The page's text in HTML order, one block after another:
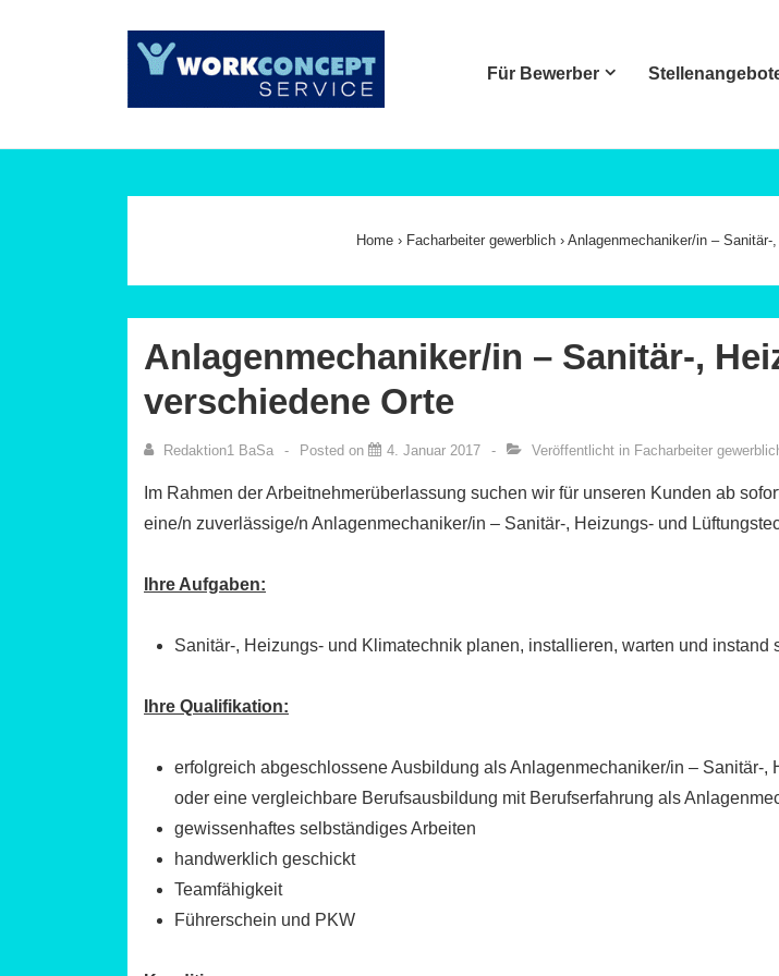
Für Bewerber
Home › Facharbeiter gewerblich › Anlagenmechaniker/in –
Anlagenmechaniker/in – Sanitär-,
verschiedene Orte
Redaktion1 BaSa Posted on 4. Januar 2017 Veröffentlicht in Facharbeiter
Im Rahmen der Arbeitnehmerüberlassung suchen wir für unseren Kunden ab
eine/n zuverlässige/n Anlagenmechaniker/in – Sanitär-, Heizungs- und
Ihre Aufgaben:
Sanitär-, Heizungs- und Klimatechnik planen, installieren, warten und instand
Ihre Qualifikation:
erfolgreich abgeschlossene Ausbildung als Anlagenmechaniker/in – Sanitär-,
oder eine vergleichbare Berufsausbildung mit Berufserfahrung als
gewissenhaftes selbständiges Arbeiten
handwerklich geschickt
Teamfähigkeit
Führerschein und PKW